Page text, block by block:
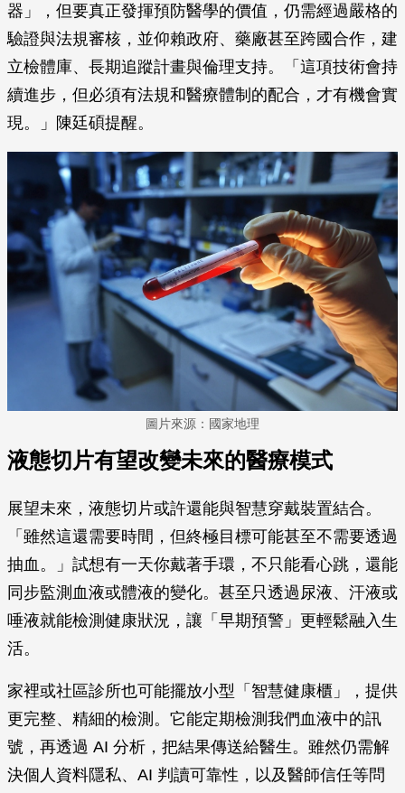
器」，但要真正發揮預防醫學的價值，仍需經過嚴格的
驗證與法規審核，並仰賴政府、藥廠甚至跨國合作，建
立檢體庫、長期追蹤計畫與倫理支持。「這項技術會持
續進步，但必須有法規和醫療體制的配合，才有機會實
現。」陳廷碩提醒。
圖片來源：國家地理
液態切片有望改變未來的醫療模式
展望未來，液態切片或許還能與智慧穿戴裝置結合。
「雖然這還需要時間，但終極目標可能甚至不需要透過
抽血。」試想有一天你戴著手環，不只能看心跳，還能
同步監測血液或體液的變化。甚至只透過尿液、汗液或
唾液就能檢測健康狀況，讓「早期預警」更輕鬆融入生
活。
家裡或社區診所也可能擺放小型「智慧健康櫃」，提供
更完整、精細的檢測。它能定期檢測我們血液中的訊
號，再透過 AI 分析，把結果傳送給醫生。雖然仍需解
決個人資料隱私、AI 判讀可靠性，以及醫師信任等問